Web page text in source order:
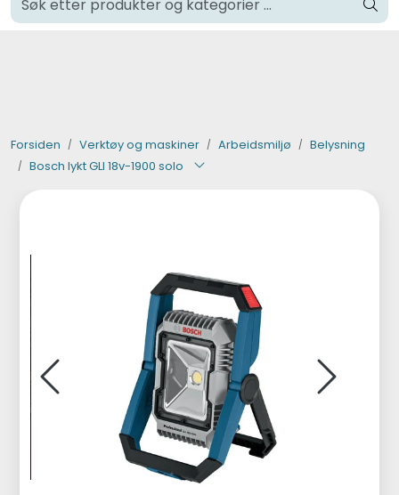
Skip to main content Klikk og hent i Oslo
Forsiden Verktøy og maskiner Arbeidsmiljø
Belysning
Bosch lykt GLI 18v-1900 solo
Byggevarer